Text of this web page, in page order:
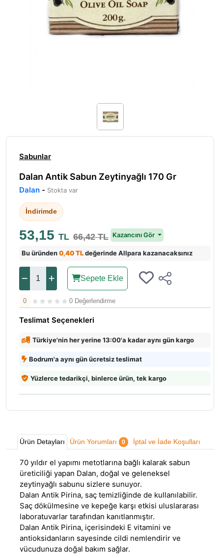
Sabunlar
Dalan Antik Sabun Zeytinyağlı 170 Gr
Dalan - Stokta var
İndirimde
53,15 TL 66,42 TL Kazancını Gör
Bu üründen0,40 TLdeğerinde Allpara kazanacaksınız
Sepete Ekle
0 0 Değerlendirme
Teslimat Seçenekleri
Türkiye'nin her yerine 13:00'a kadar aynı gün kargo
Bodrum'a aynı gün ücretsiz teslimat
Yüzlerce tedarikçi, binlerce ürün, tek kargo
Ürün Detayları Ürün Yorumları 0 İptal ve İade Koşulları
70 yıldır el yapımı metotlarına bağlı kalarak sabun
üreticiliği yapan Dalan, doğal ve geleneksel
zeytinyağlı sabunu sizlere sunuyor.
Dalan Antik Pirina, saç temizliğinde de kullanılabilir.
Saç dökülmesine ve kepeğe karşı etkisi uluslararası
laboratuvarlar tarafından kanıtlanmıştır.
Dalan Antik Pirina, içerisindeki E vitamini ve
antioksidanların sayesinde cildi nemlendirir ve
vücudunuza doğal bakım sağlar.